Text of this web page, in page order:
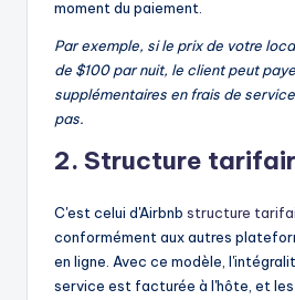
moment du paiement.
Par exemple, si le prix de votre
de $100 par nuit, le client peut
supplémentaires en frais de
pas.
2. Structure
C'est celui d'Airbnb structure
conformément aux autres
en ligne. Avec ce modèle,
service est facturée à l'hôte, et